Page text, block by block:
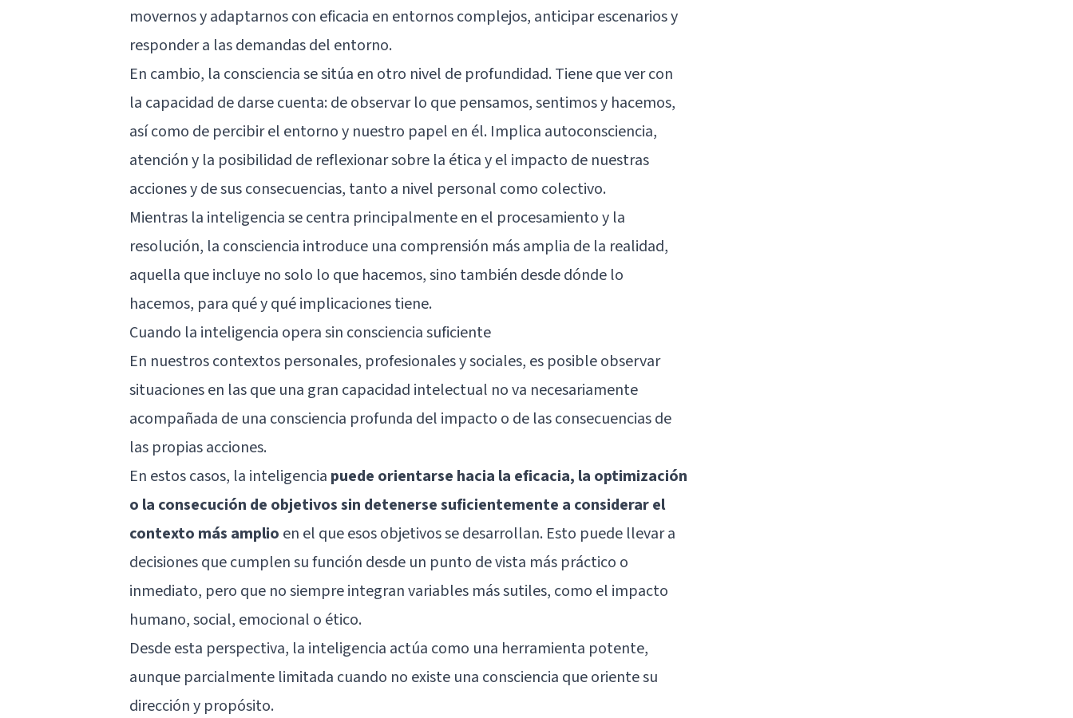
movernos y adaptarnos con eficacia en entornos complejos, anticipar escenarios y
responder a las demandas del entorno.
En cambio, la consciencia se sitúa en otro nivel de profundidad. Tiene que ver con
la capacidad de darse cuenta: deobservar lo que pensamos, sentimos y hacemos,
así como de percibir el entorno y nuestro papel en él. Implica autoconsciencia,
atención y la posibilidad de reflexionar sobre la ética y el impacto de nuestras
acciones y de sus consecuencias, tanto a nivel personal como colectivo.
Mientras la inteligencia se centra principalmente en el procesamiento y la
resolución, la consciencia introduce una comprensión más amplia de la realidad,
aquella que incluye no solo lo que hacemos, sino también desde dónde lo
hacemos, para qué y qué implicaciones tiene.
Cuando la inteligencia opera sin consciencia suficiente
En nuestros contextos personales, profesionales y sociales, es posible observar
situaciones en las que una gran capacidad intelectual no va necesariamente
acompañada de una consciencia profunda del impacto o de las consecuencias de
las propias acciones.
En estos casos, la inteligencia puede orientarse hacia la eficacia, la optimización
o la consecución de objetivos sin detenerse suficientemente a considerar el
contexto más amplio en el que esos objetivos se desarrollan. Esto puede llevar a
decisiones que cumplen su función desde un punto de vista más práctico o
inmediato, pero que no siempre integran variables más sutiles, como el impacto
humano, social, emocional o ético.
Desde esta perspectiva, la inteligencia actúa como una herramienta potente,
aunque parcialmente limitada cuando no existe una consciencia que oriente su
dirección y propósito.